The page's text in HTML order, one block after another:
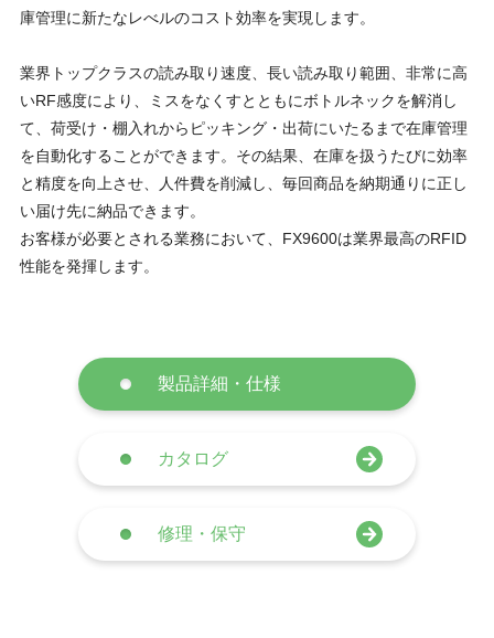
庫管理に新たなレべルのコスト効率を実現します。
業界トップクラスの読み取り速度、長い読み取り範囲、非常に高
いRF感度により、ミスをなくすとともにボトルネックを解消し
て、荷受け・棚入れからピッキング・出荷にいたるまで在庫管理
を自動化することができます。その結果、在庫を扱うたびに効率
と精度を向上させ、人件費を削減し、毎回商品を納期通りに正し
い届け先に納品できます。
お客様が必要とされる業務において、FX9600は業界最高のRFID
性能を発揮します。
製品詳細・仕様
カタログ
修理・保守